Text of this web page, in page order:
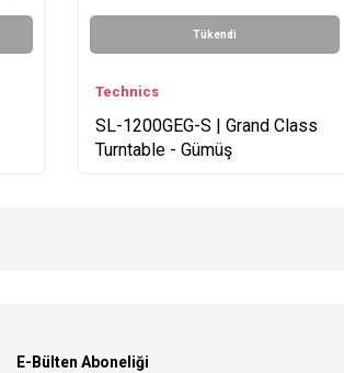
Tükendi
Technics
SL-1200GEG-S | Grand Class
Turntable - Gümüş
E-Bülten Aboneliği